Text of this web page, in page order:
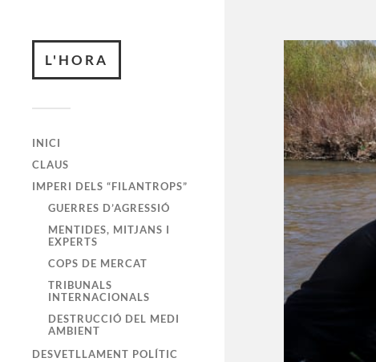
L'HORA
INICI
CLAUS
IMPERI DELS “FILANTROPS”
GUERRES D’AGRESSIÓ
MENTIDES, MITJANS I
EXPERTS
COPS DE MERCAT
TRIBUNALS
INTERNACIONALS
DESTRUCCIÓ DEL MEDI
AMBIENT
DESVETLLAMENT POLÍTIC